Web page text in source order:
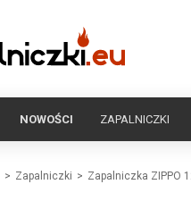
NOWOŚCI ZAPALNICZKI
Zapalniczki Zapalniczka ZIPPO